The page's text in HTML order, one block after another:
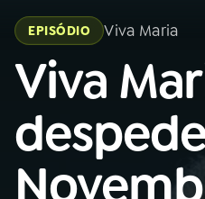
Buscar
na
Rádio
Nacional
AO
01INÍCIO
na
Rádio
Nacional
EPISÓDIO Viva Maria
Viva